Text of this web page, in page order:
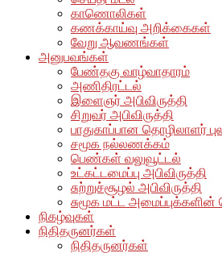
காணொலிகள்
கணக்காய்வு அறிக்கைகள்
வேறு ஆவணங்கள்
அனுபவங்கள்
பேண்தகு வாழ்வாதாரம்
அணிதிரட்டல்
இளைஞர் அபிவிருத்தி
சிறுவர் அபிவிருத்தி
பாதுகாப்பான தொழிலாளர்
சமூக நல்லணக்கம்
பெண்கள் வலுவூட்டல்
உட்கட்டமைப்பு அபிவிருத்தி
சுற்றுச்சூழல் அபிவிருத்தி
சுமூக மட்ட
நிகழ்வுகள்
நிதிதருனர்கள்
நிதிதருனர்கள்